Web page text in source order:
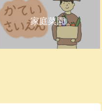
家庭菜園